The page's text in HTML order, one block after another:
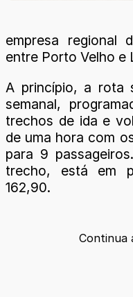
empresa regional
entre Porto Velho e
A princípio, a rota
semanal,
trechos de ida e
de uma hora com
para 9
trecho, está em
162,90.
Continua